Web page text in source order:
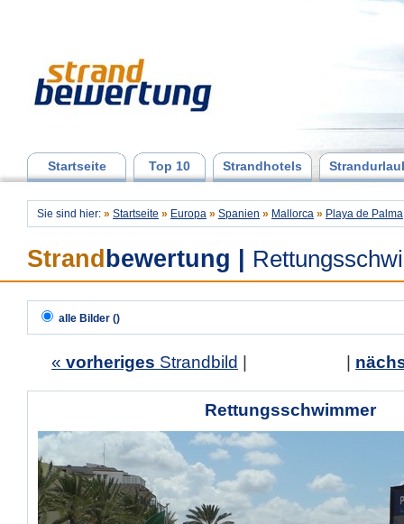
Startseite Top 10 Strandhotels
Sie sind hier: » Startseite » Europa » Spanien » Mallorca » Playa de Palma
Strand bewertung
alle Bilder ()
« vorheriges Strandbild
Rettungsschwimmer